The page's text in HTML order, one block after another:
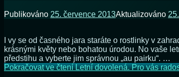
Publikováno 25. července 2013Aktualizováno
I vy se od časného jara staráte o rostlinky v
krásnými květy nebo bohatou úrodou. No vaše
předstihu a vyberte jim správnou „au pairku“. …
Pokračovat ve čteníLetní dovolená. Pro vás